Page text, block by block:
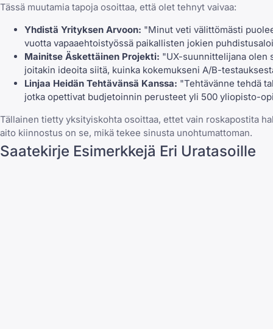
Tässä muutamia tapoja osoittaa, että olet tehnyt vaivaa:
Yhdistä Yrityksen Arvoon: "Minut veti välittömästi
vuotta vapaaehtoistyössä paikallisten jokien
Mainitse Äskettäinen Projekti: "UX-suunnittelijana olen
joitakin ideoita siitä, kuinka kokemukseni A/B-
Linjaa Heidän Tehtävänsä Kanssa: "Tehtävänne tehdä
jotka opettivat budjetoinnin perusteet yli 500 yliopisto-
Tällainen tietty yksityiskohta osoittaa, ettet vain roskapostita
aito kiinnostus on se, mikä tekee sinusta unohtumattoman.
Saatekirje Esimerkkejä Eri Uratasoille